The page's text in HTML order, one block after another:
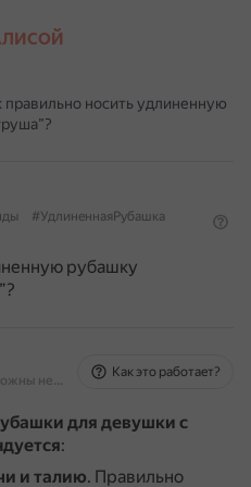
правильно носить удлиненную
#УдлиненнаяРубашка
рубашку
На основе источников, возможны неточности
Как это работает?
для девушки с
:
и талию. Правильно